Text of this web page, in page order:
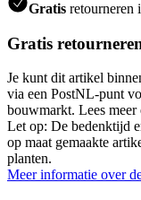
Gratis retourneren
Gratis
Je kunt dit artikel
via een PostNL-punt
bouwmarkt. Lees meer
Let op: De bedenktijd
op maat gemaakte
planten.
Meer informatie over